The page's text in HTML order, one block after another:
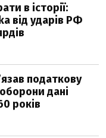
в історії:
від ударів РФ
податкову
дані
років